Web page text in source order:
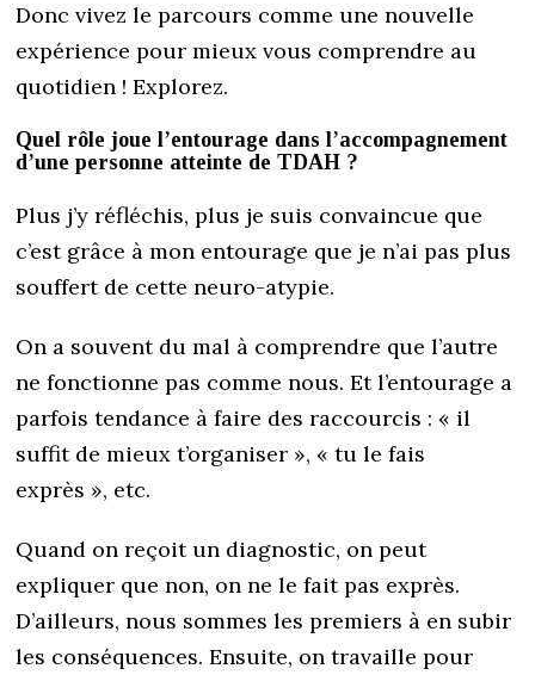
Donc vivez le parcours comme une nouvelle
expérience pour mieux vous comprendre au
quotidien ! Explorez.
Quel rôle joue l’entourage dans l’accompagnement
d’une personne atteinte de TDAH ?
Plus j’y réfléchis, plus je suis convaincue que
c’est grâce à mon entourage que je n’ai pas plus
souffert de cette neuro-atypie.
On a souvent du mal à comprendre que l’autre
ne fonctionne pas comme nous. Et l’entourage a
parfois tendance à faire des raccourcis : « il
suffit de mieux t’organiser », « tu le fais
exprès », etc.
Quand on reçoit un diagnostic, on peut
expliquer que non, on ne le fait pas exprès.
D’ailleurs, nous sommes les premiers à en subir
les conséquences. Ensuite, on travaille pour